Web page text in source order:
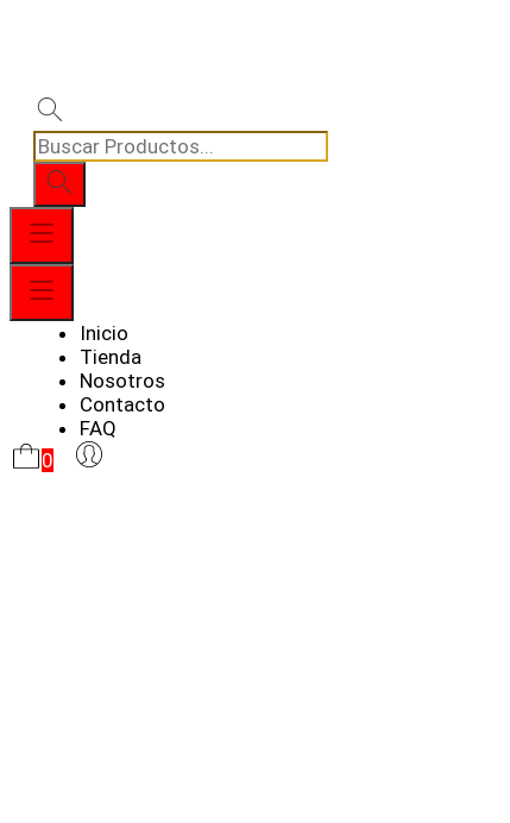
Búsqueda
de
productos
Menú
MenúInicio
Tienda
Nosotros
Contacto
FAQ
0